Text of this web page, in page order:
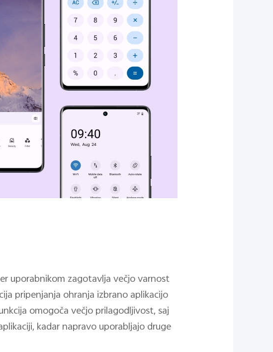
uporabnikom zagotavlja večjo varnost
pripenjanja ohranja izbrano aplikacijo
omogoča večjo prilagodljivost, saj
kadar napravo uporabljajo druge